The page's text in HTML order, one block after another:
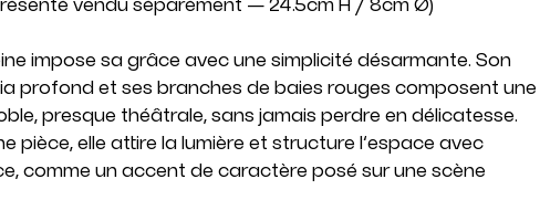
impose sa grâce avec une simplicité désarmante. Son
profond et ses branches de baies rouges composent une
presque théâtrale, sans jamais perdre en délicatesse.
pièce, elle attire la lumière et structure l’espace avec
comme un accent de caractère posé sur une scène